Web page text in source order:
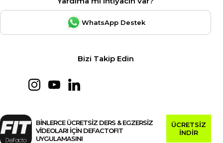
WhatsApp Destek
Bizi Takip Edin
BİNLERCE ÜCRETSİZ DERS & EGZERSİZ
VİDEOLARI İÇİN DEFACTOFIT
UYGULAMASINI
ÜCRETSİZ
İNDİR